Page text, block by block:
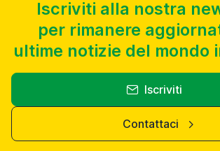
Iscriviti alla nostra
per rimanere
ultime notizie del mondo
Iscriviti
Contattaci